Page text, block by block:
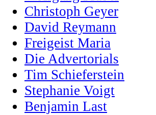
Christoph Geyer
David Reymann
Freigeist Maria
Die Advertorials
Tim Schieferstein
Stephanie Voigt
Benjamin Last